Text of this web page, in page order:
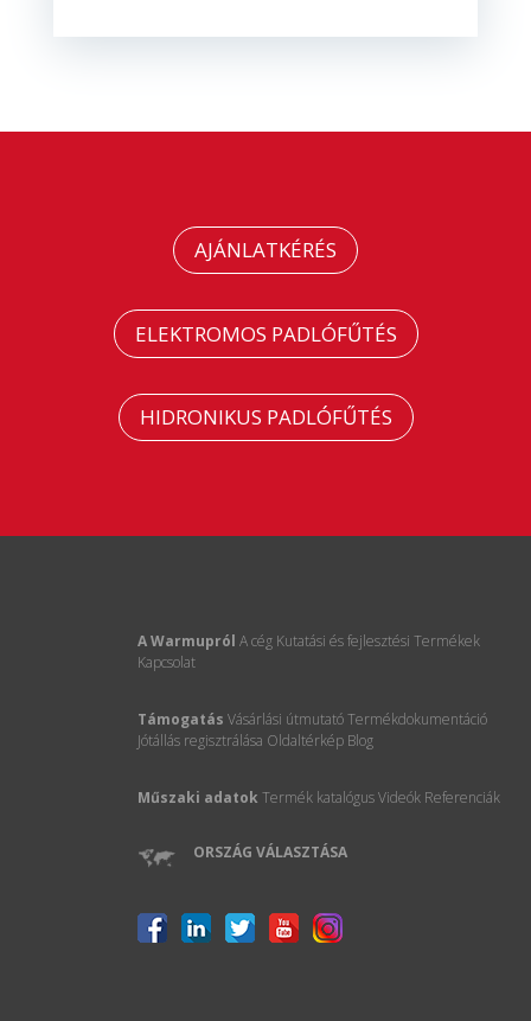
AJÁNLATKÉRÉS
ELEKTROMOS PADLÓFŰTÉS
HIDRONIKUS PADLÓFŰTÉS
A Warmupról A cég Kutatási és fejlesztési Termékek
Kapcsolat
Támogatás Vásárlási útmutatóTermékdokumentáció
Jótállás regisztrálása Oldaltérkép Blog
Műszaki adatok Termék katalógusVideók Referenciák
ORSZÁG VÁLASZTÁSA